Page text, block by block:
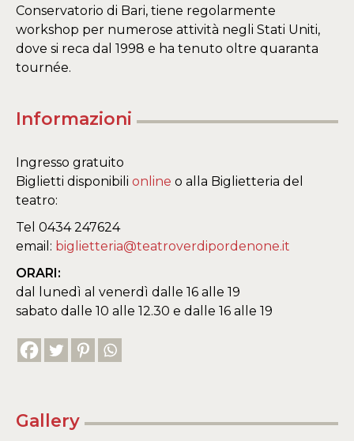
Conservatorio di Bari, tiene regolarmente
workshop per numerose attività negli Stati Uniti,
dove si reca dal 1998 e ha tenuto oltre quaranta
tournée.
Informazioni
Ingresso gratuito
Biglietti disponibili online o alla Biglietteria del
teatro:
Tel 0434 247624
email: biglietteria@teatroverdipordenone.it
ORARI:
dal lunedì al venerdì dalle 16 alle 19
sabato dalle 10 alle 12.30 e dalle 16 alle 19
Gallery